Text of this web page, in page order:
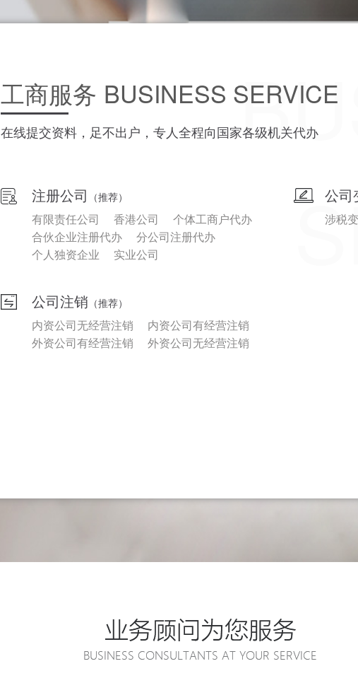
工商服务 BUSINESS SERVICE
在线提交资料，足不出户，专人全程向国家各级机关代办
注册公司 （推荐）
有限责任公司 香港公司
个体工商户代办
合伙企业注册代办
分公司注册代办
个人独资企业
实业公司
公司
涉税
公司注销 （推荐）
内资公司无经营注销
内资公司有经营注销
外资公司有经营注销
外资公司无经营注销